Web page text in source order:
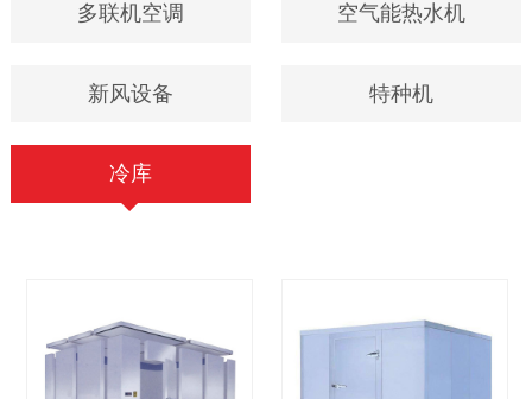
多联机空调 空气能热水机
新风设备 特种机
冷库